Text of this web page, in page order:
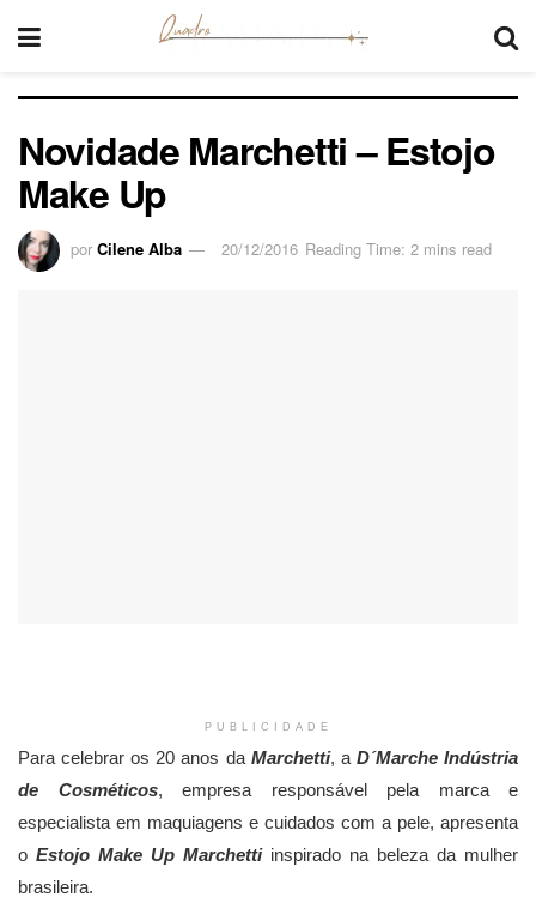
Novidade Marchetti – Estojo
Make Up
por Cilene Alba 20/12/2016 Reading Time: 2 mins read
PUBLICIDADE
Para celebrar os 20 anos da Marchetti, a D´Marche Indústria
de Cosméticos, empresa responsável pela marca e
especialista em maquiagens e cuidados com a pele, apresenta
o Estojo Make Up Marchetti inspirado na beleza da mulher
brasileira.